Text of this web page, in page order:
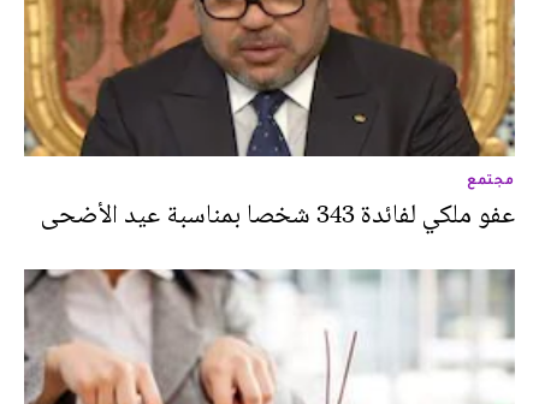
مجتمع
عفو ملكي لفائدة 343 شخصا بمناسبة عيد الأضحى